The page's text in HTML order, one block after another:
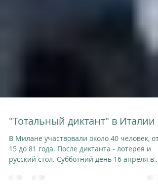
"Тотальный диктант" в Италии
В Милане участвовали около 40 человек, от